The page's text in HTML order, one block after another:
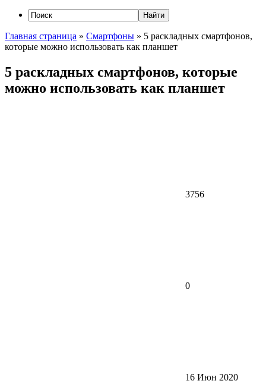
Главная страница » Смартфоны » 5 раскладных смартфонов,
которые можно использовать как планшет
5 раскладных смартфонов, которые
можно использовать как планшет
3756
0
16 Июн 2020